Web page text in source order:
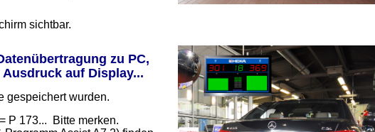
sichtbar.
zu PC,
auf Display...
gespeichert wurden.
P 173... Bitte merken.